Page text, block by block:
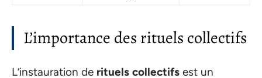
L’importance des rituels collectifs
L’instauration de rituels collectifs est un